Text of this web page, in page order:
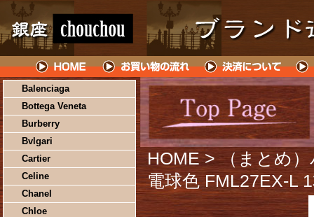
Balenciaga
Bottega Veneta
Burberry
Bvlgari
Cartier
Celine
Chanel
Chloe
HOME > （まとめ
電球色 FML27EX-L